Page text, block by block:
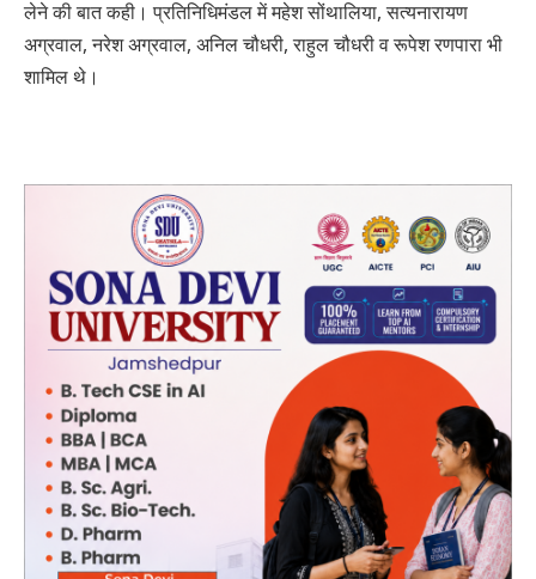
लेने की बात कही। प्रतिनिधिमंडल में महेश सोंथालिया, सत्यनारायण
अग्रवाल, नरेश अग्रवाल, अनिल चौधरी, राहुल चौधरी व रूपेश रणपारा भी
शामिल थे।